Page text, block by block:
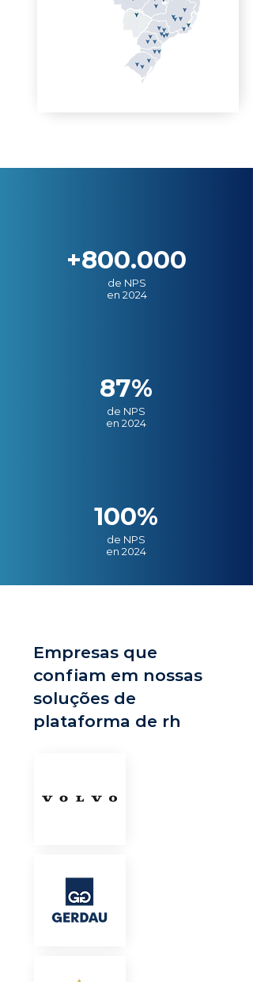
+800.000
de NPS
en 2024
87%
de NPS
en 2024
100%
de NPS
en 2024
Empresas que
confiam em nossas
soluções de
plataforma de rh